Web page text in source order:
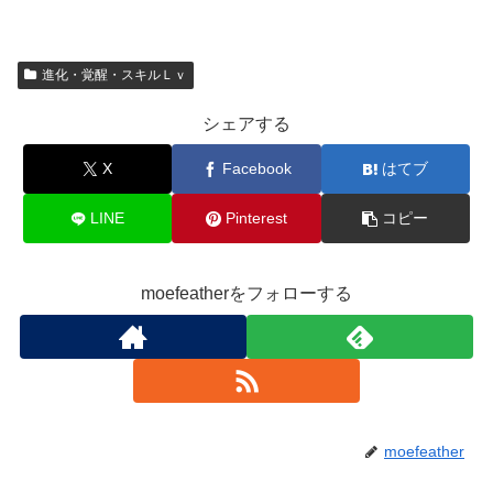
進化・覚醒・スキルＬｖ
シェアする
X Facebook はてブ
LINE Pinterest コピー
moefeatherをフォローする
moefeather